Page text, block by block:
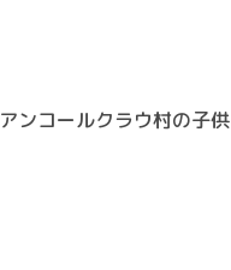
アンコールクラウ村の子